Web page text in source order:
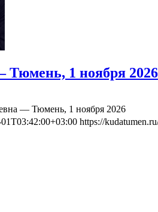
Тюмень, 1 ноября 2026
— Тюмень, 1 ноября 2026
https://